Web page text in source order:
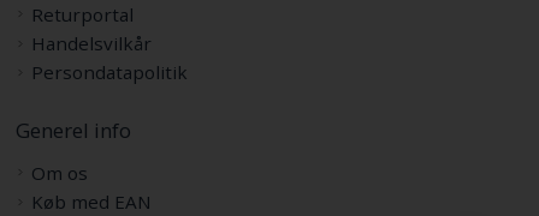
Returportal
Handelsvilkår
Persondatapolitik
Generel info
Om os
Køb med EAN